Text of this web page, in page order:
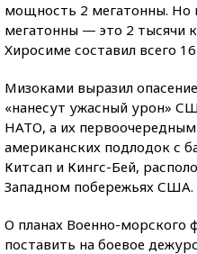
мощность 2 мегатонны. Но
мегатонны — это 2 тысячи
Хиросиме составил всего
Мизоками выразил
«нанесут ужасный урон»
НАТО, а их
американских подлодок с
Китсап и Кингс-Бей,
Западном побережьях США.
О планах Военно-морского
поставить на боевое